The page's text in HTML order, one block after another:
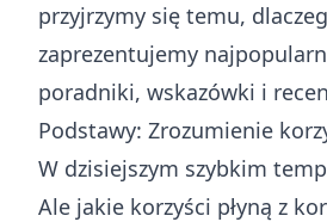
przyjrzymy się temu,
zaprezentujemy
poradniki, wskazówki i
Podstawy: Zrozumienie
W dzisiejszym szybkim
Ale jakie korzyści płyną z